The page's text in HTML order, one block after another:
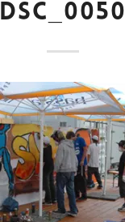
DSC_0050